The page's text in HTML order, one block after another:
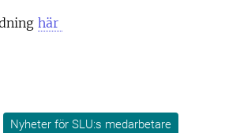
här
Nyheter för SLU:s medarbetare